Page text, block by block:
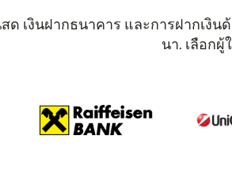
สด เงินฝากธนาคาร และการฝากเงิน
นา. เลือก